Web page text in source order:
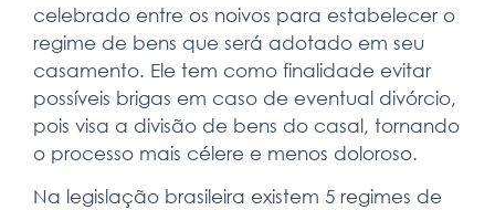
celebrado entre os noivos para estabelecer o
regime de bens que será adotado em seu
casamento. Ele tem como finalidade evitar
possíveis brigas em caso de eventual divórcio,
pois visa a divisão de bens do casal, tornando
o processo mais célere e menos doloroso.
Na legislação brasileira existem 5 regimes de